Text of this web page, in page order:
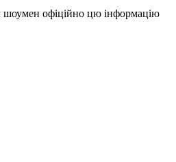
шоумен офіційно цю інформацію